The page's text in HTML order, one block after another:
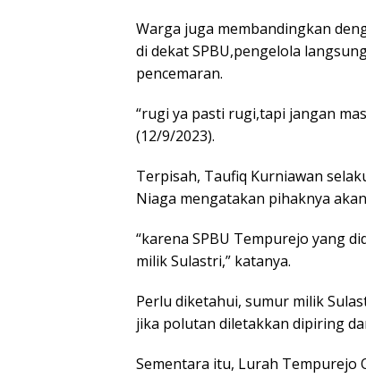
Warga juga membandingkan
di dekat SPBU,pengelola
pencemaran.
“rugi ya pasti rugi,tapi jangan
(12/9/2023).
Terpisah, Taufiq Kurniawan
Niaga mengatakan pihaknya
“karena SPBU Tempurejo yang
milik Sulastri,” katanya.
Perlu diketahui, sumur milik
jika polutan diletakkan dipiring
Sementara itu, Lurah Tempurejo